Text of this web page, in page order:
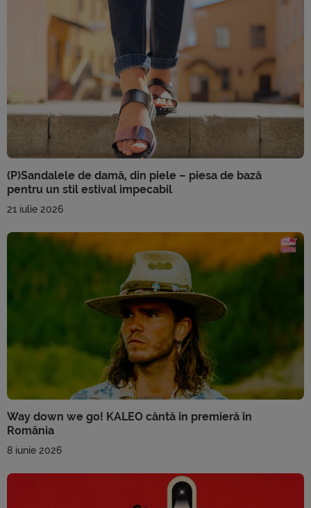
(P)Sandalele de damă, din piele – piesa de bază
pentru un stil estival impecabil
21 iulie 2026
Way down we go! KALEO cântă în premieră în
România
8 iunie 2026